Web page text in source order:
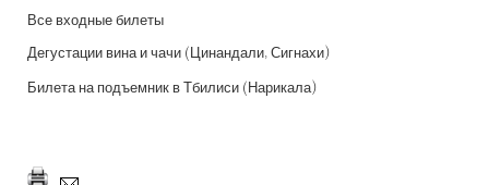
Все входные билеты
Дегустации вина и чачи (Цинандали, Сигнахи)
Билета на подъемник в Тбилиси (Нарикала)